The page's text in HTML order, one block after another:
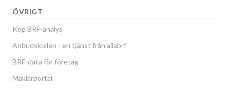
ÖVRIGT
Köp BRF-analys
Anbudskollen - en tjänst från allabrf
BRF-data för företag
Mäklarportal